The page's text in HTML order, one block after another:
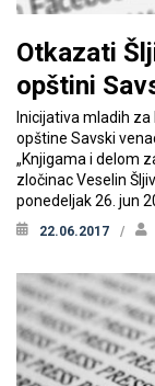
Otkazati
opštini
Inicijativa mladih
opštine Savski
„Knjigama i delom
zločinac Veselin
ponedeljak 26. jun
22.06.2017